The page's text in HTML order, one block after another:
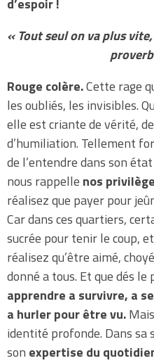
d’espoir !
« Tout seul on va plus
Rouge colère.Cette rage
les oubliés, les invisibles.
elle est criante de vérité,
d’humiliation. Tellement
de l’entendre dans son
nous rappelle nos
réalisez que payer pour
Car dans ces quartiers,
sucrée pour tenir le coup,
réalisez qu’être aimé,
donné a tous. Et que dés
apprendre a survivre, a
a hurler pour être vu.
identité profonde. Dans sa
son expertise du